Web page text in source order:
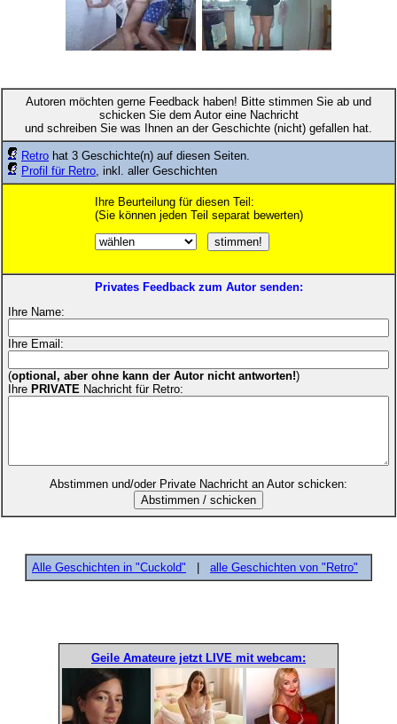
Autoren möchten gerne Feedback haben! Bitte stimmen Sie ab und
schicken Sie dem Autor eine Nachricht
und schreiben Sie was Ihnen an der Geschichte (nicht) gefallen hat.
Retro hat 3 Geschichte(n) auf diesen Seiten.
Profil für Retro , inkl. aller Geschichten
Ihre Beurteilung für diesen Teil:
(Sie können jeden Teil separat bewerten)
Privates Feedback zum Autor senden:
Ihre Name:
Ihre Email:
(optional, aber ohne kann der Autor nicht antworten!)
Ihre PRIVATE Nachricht für Retro:
Abstimmen und/oder Private Nachricht an Autor schicken:
Alle Geschichten in "Cuckold" alle Geschichten von "Retro"
Geile Amateure jetzt LIVE mit webcam: